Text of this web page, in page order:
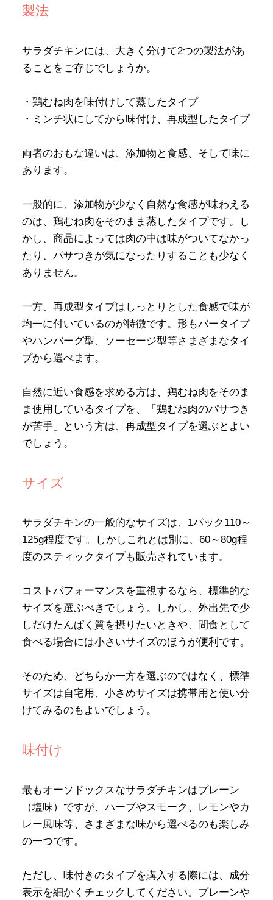
製法
サラダチキンには、大きく分けて2つの製法があ
ることをご存じでしょうか。
・鶏むね肉を味付けして蒸したタイプ
・ミンチ状にしてから味付け、再成型したタイプ
両者のおもな違いは、添加物と食感、そして味に
あります。
一般的に、添加物が少なく自然な食感が味わえる
のは、鶏むね肉をそのまま蒸したタイプです。し
かし、商品によっては肉の中は味がついてなかっ
たり、パサつきが気になったりすることも少なく
ありません。
一方、再成型タイプはしっとりとした食感で味が
均一に付いているのが特徴です。形もバータイプ
やハンバーグ型、ソーセージ型等さまざまなタイ
プから選べます。
自然に近い食感を求める方は、鶏むね肉をそのま
ま使用しているタイプを、「鶏むね肉のパサつき
が苦手」という方は、再成型タイプを選ぶとよい
でしょう。
サイズ
サラダチキンの一般的なサイズは、1パック110～
125g程度です。しかしこれとは別に、60～80g程
度のスティックタイプも販売されています。
コストパフォーマンスを重視するなら、標準的な
サイズを選ぶべきでしょう。しかし、外出先で少
しだけたんぱく質を摂りたいときや、間食として
食べる場合には小さいサイズのほうが便利です。
そのため、どちらか一方を選ぶのではなく、標準
サイズは自宅用、小さめサイズは携帯用と使い分
けてみるのもよいでしょう。
味付け
最もオーソドックスなサラダチキンはプレーン
（塩味）ですが、ハーブやスモーク、レモンやカ
レー風味等、さまざまな味から選べるのも楽しみ
の一つです。
ただし、味付きのタイプを購入する際には、成分
表示を細かくチェックしてください。プレーンや